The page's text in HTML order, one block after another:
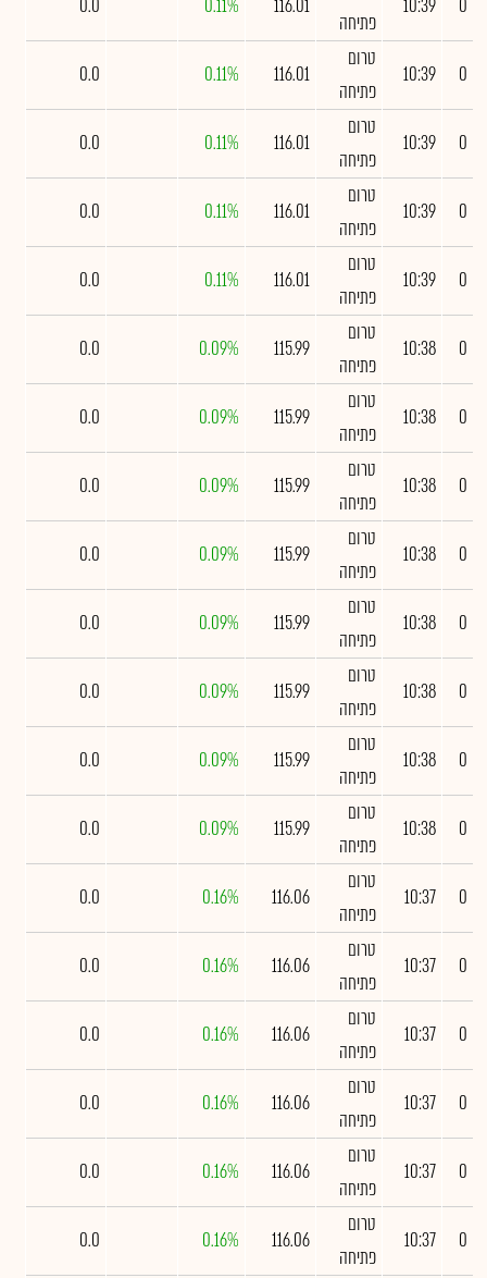
0
10:39
פתיחה
116.01
0.11%
0.0
0
10:39
טרום
פתיחה
116.01
0.11%
0.0
0
10:39
טרום
פתיחה
116.01
0.11%
0.0
0
10:39
טרום
פתיחה
116.01
0.11%
0.0
0
10:39
טרום
פתיחה
116.01
0.11%
0.0
0
10:38
טרום
פתיחה
115.99
0.09%
0.0
0
10:38
טרום
פתיחה
115.99
0.09%
0.0
0
10:38
טרום
פתיחה
115.99
0.09%
0.0
0
10:38
טרום
פתיחה
115.99
0.09%
0.0
0
10:38
טרום
פתיחה
115.99
0.09%
0.0
0
10:38
טרום
פתיחה
115.99
0.09%
0.0
0
10:38
טרום
פתיחה
115.99
0.09%
0.0
0
10:38
טרום
פתיחה
115.99
0.09%
0.0
0
10:37
טרום
פתיחה
116.06
0.16%
0.0
0
10:37
טרום
פתיחה
116.06
0.16%
0.0
0
10:37
טרום
פתיחה
116.06
0.16%
0.0
0
10:37
טרום
פתיחה
116.06
0.16%
0.0
0
10:37
טרום
פתיחה
116.06
0.16%
0.0
0
10:37
טרום
פתיחה
116.06
0.16%
0.0